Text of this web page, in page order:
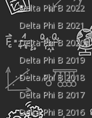
Delta Phi B 2022
Delta Phi B 2021
Delta Phi B 2020
Delta Phi B 2019
Delta Phi B 2018
Delta Phi B 2017
Delta Phi B 2016